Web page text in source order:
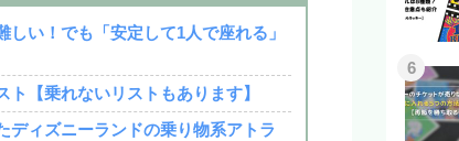
い！でも「安定して1人で座れる」
【乗れないリストもあります】
ディズニーランドの乗り物系アトラ
6